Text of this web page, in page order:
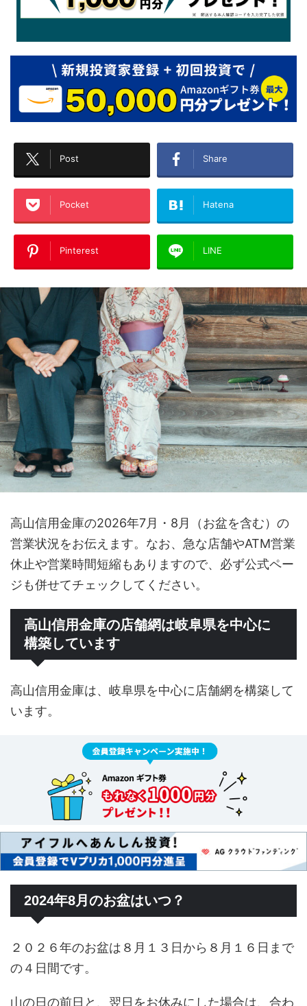
Post Share
Pocket Hatena
Pinterest LINE
高山信用金庫の2026年7月・8月（お盆を含む）の
営業状況をお伝えます。なお、急な店舗やATM営業
休止や営業時間短縮もありますので、必ず公式ペー
ジも併せてチェックしてください。
高山信用金庫の店舗網は岐阜県を中心に
構築しています
高山信用金庫は、岐阜県を中心に店舗網を構築して
います。
2024年8月のお盆はいつ？
２０２６年のお盆は８月１３日から８月１６日まで
の４日間です。
山の日の前日と、翌日をお休みにした場合は、合わ